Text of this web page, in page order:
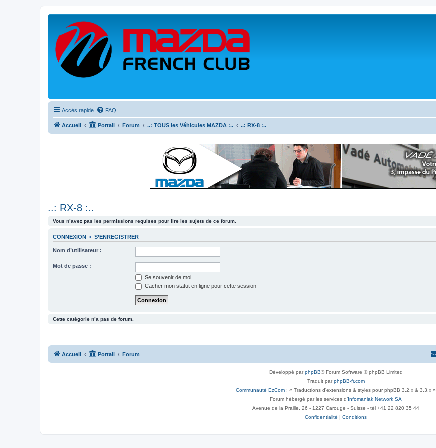
Accès rapide FAQ
Accueil Portail Forum ..: TOUS les Véhicules MAZDA :.. ..: RX-8 :..
..: RX-8 :..
Vous n’avez pas les permissions requises pour lire les sujets de ce forum.
CONNEXION • S’ENREGISTRER
Nom d’utilisateur :
Mot de passe :
Se souvenir de moi
Cacher mon statut en ligne pour cette session
Cette catégorie n’a pas de forum.
Accueil Portail Forum
Développé parphpBB® Forum Software © phpBB Limited
Traduit parphpBB-fr.com
Communauté EzCom : « Traductions d'extensions & styles pour phpBB 3.2.x & 3.3.x »
Forum hébergé par les services d’Infomaniak Network SA
Avenue de la Praille, 26 - 1227 Carouge - Suisse - tél +41 22 820 35 44
Confidentialité | Conditions